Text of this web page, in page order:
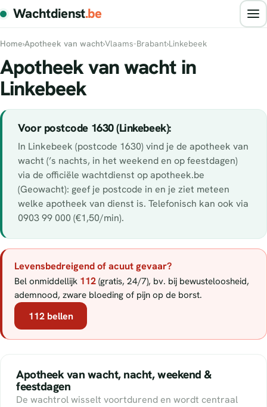
Wachtdienst.be
Home›Apotheek van wacht›Vlaams-Brabant›Linkebeek
Apotheek van wacht in
Linkebeek
Voor postcode 1630 (Linkebeek):
In Linkebeek (postcode 1630) vind je de apotheek van
wacht (’s nachts, in het weekend en op feestdagen)
via de officiële wachtdienst op apotheek.be
(Geowacht): geef je postcode in en je ziet meteen
welke apotheek van dienst is. Telefonisch kan ook via
0903 99 000 (€1,50/min).
Levensbedreigend of acuut gevaar?
Bel onmiddellijk 112 (gratis, 24/7), bv. bij bewusteloosheid,
ademnood, zware bloeding of pijn op de borst.
112 bellen
Apotheek van wacht, nacht, weekend &
feestdagen
De wachtrol wisselt voortdurend en wordt centraal